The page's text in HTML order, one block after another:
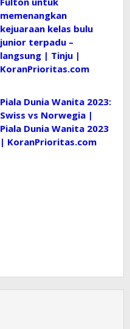
memenangkan
kejuaraan kelas bulu
junior terpadu –
langsung | Tinju |
KoranPrioritas.com
Piala Dunia Wanita 2023:
Swiss vs Norwegia |
Piala Dunia Wanita 2023
| KoranPrioritas.com